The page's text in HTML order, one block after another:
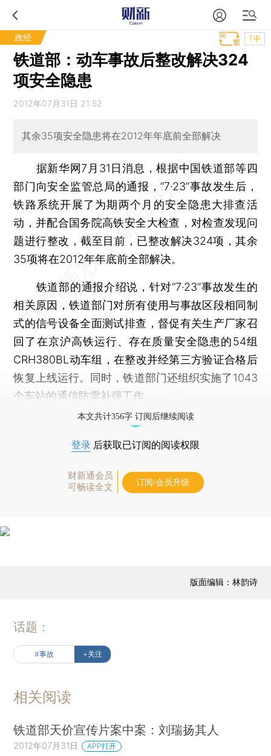
政经 T中
铁道部：动车事故后整改解决324
项安全隐患
2012年07月31日 21:52
其余35项安全隐患将在2012年年底前全部解决
据新华网7月31日消息，根据中国铁道部等四
部门向安全监管总局的通报，“7·23”事故发生后，
铁路系统开展了为期两个月的安全隐患大排查活
动，并配合国务院高铁安全大检查，对检查发现问
题进行整改，截至目前，已整改解决324项，其余
35项将在2012年年底前全部解决。
铁道部的通报介绍说，针对“7·23”事故发生的
相关原因，铁道部门对所有使用与事故区段相同制
式的信号设备全面测试排查，督促有关生产厂家召
回了在京沪高铁运行、存在质量安全隐患的54组
CRH380BL动车组，在整改并经第三方验证合格后
恢复上线运行。同时，铁道部门还组织实施了1043
个车站的通信防雷补强工作。
本文共计356字 订阅后继续阅读
登录 后获取已订阅的阅读权限
财新通会员
可畅读全文
订阅/会员升级
版面编辑：林韵诗
话题：
#事故 +关注
相关阅读
铁道部天价宣传片案中案：刘瑞扬其人
2012年07月31日 APP打开